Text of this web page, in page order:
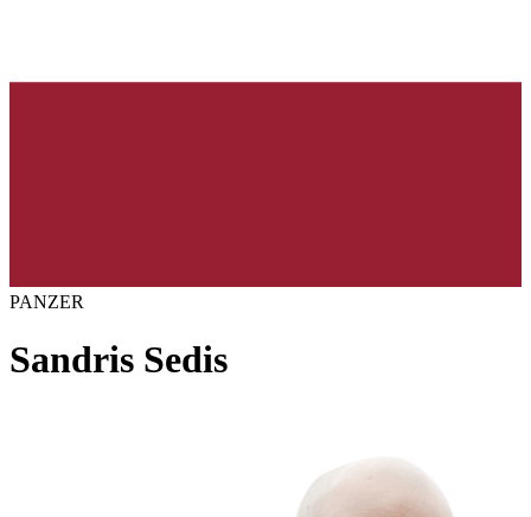
PANZER
Sandris Sedis